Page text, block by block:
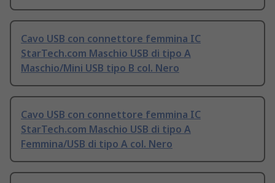
Cavo USB con connettore femmina IC
StarTech.com Maschio USB di tipo A
Maschio/Mini USB tipo B col. Nero
Cavo USB con connettore femmina IC
StarTech.com Maschio USB di tipo A
Femmina/USB di tipo A col. Nero